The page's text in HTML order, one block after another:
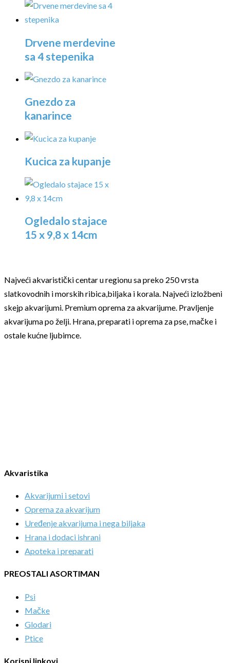
Drvene merdevine
sa 4 stepenika
Gnezdo za
kanarince
Kucica za kupanje
Ogledalo stajace
15 x 9,8 x 14cm
Najveći akvaristički centar u regionu sa preko 250 vrsta
slatkovodnih i morskih ribica,biljaka i korala. Najveći izložbeni
skejp akvarijumi. Premium oprema za akvarijume. Pravljenje
akvarijuma po želji. Hrana, preparati i oprema za pse, mačke i
ostale kućne ljubimce.
Akvaristika
Akvarijumi i setovi
Oprema za akvarijum
Uređenje akvarijuma i nega biljaka
Hrana i dodaci ishrani
Apoteka i preparati
PREOSTALI ASORTIMAN
Psi
Mačke
Glodari
Ptice
Korisni linkovi